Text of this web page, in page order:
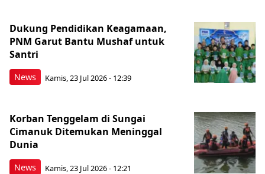
News
Dukung Pendidikan Keagamaan,
PNM Garut Bantu Mushaf untuk
Santri
Kamis, 23 Jul 2026 - 12:39
News
Korban Tenggelam di Sungai
Cimanuk Ditemukan Meninggal
Dunia
Kamis, 23 Jul 2026 - 12:21